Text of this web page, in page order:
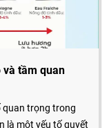
và tầm quan
quan trọng trong
là một yếu tố quyết